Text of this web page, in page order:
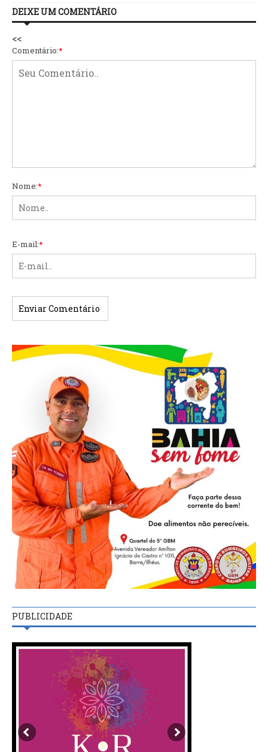
DEIXE UM COMENTÁRIO
<<
Comentário:*
Nome:*
E-mail:*
PUBLICIDADE